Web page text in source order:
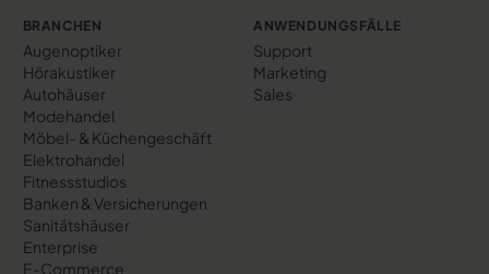
BRANCHEN
Augenoptiker
Hörakustiker
Autohäuser
Modehandel
Möbel- & Küchengeschäft
Elektrohandel
Fitnessstudios
Banken & Versicherungen
Sanitätshäuser
Enterprise
E-Commerce
ANWENDUNGSFÄLLE
Support
Marketing
Sales